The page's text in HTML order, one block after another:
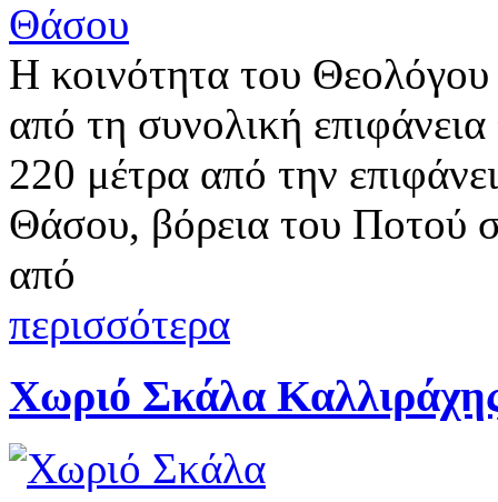
Η κοινότητα του
από τη συνολική
220 μέτρα από την
Θάσου, βόρεια του Ποτού
από
περισσότερα
Χωριό Σκάλα